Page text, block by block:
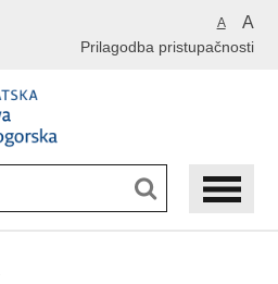
A A
Prilagodba pristupačnosti